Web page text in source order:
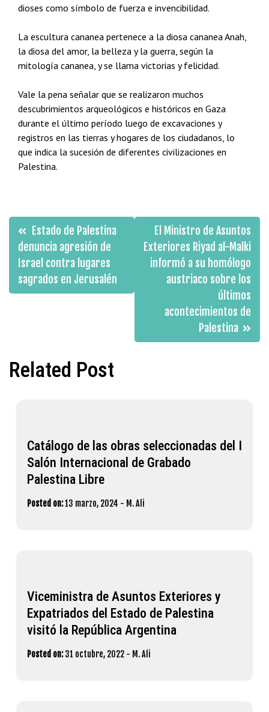
dioses como símbolo de fuerza e invencibilidad.
La escultura cananea pertenece a la diosa cananea Anah,
la diosa del amor, la belleza y la guerra, según la
mitología cananea, y se llama victorias y felicidad.
Vale la pena señalar que se realizaron muchos
descubrimientos arqueológicos e históricos en Gaza
durante el último período luego de excavaciones y
registros en las tierras y hogares de los ciudadanos, lo
que indica la sucesión de diferentes civilizaciones en
Palestina.
Navegación
de
entradas
Estado de Palestina
denuncia agresión de
Israel contra lugares
sagrados en Jerusalén
El Ministro de Asuntos
Exteriores Riyad al-Malki
informó a su homólogo
austriaco sobre los
últimos
acontecimientos de
Palestina
Related Post
Catálogo de las obras seleccionadas del I
Salón Internacional de Grabado
Palestina Libre
Posted on:13 marzo, 2024 - M. Ali
Viceministra de Asuntos Exteriores y
Expatriados del Estado de Palestina
visitó la República Argentina
Posted on: 31 octubre, 2022 - M. Ali